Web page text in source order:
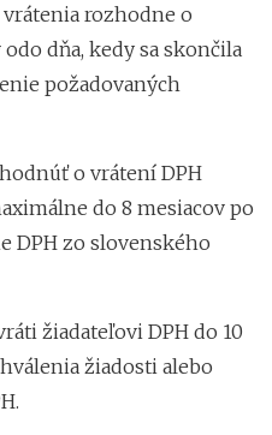
rozhodne o
dňa, kedy sa skončila
požadovaných
o vrátení DPH
do 8 mesiacov po
DPH zo slovenského
žiadateľovi DPH do 10
žiadosti alebo